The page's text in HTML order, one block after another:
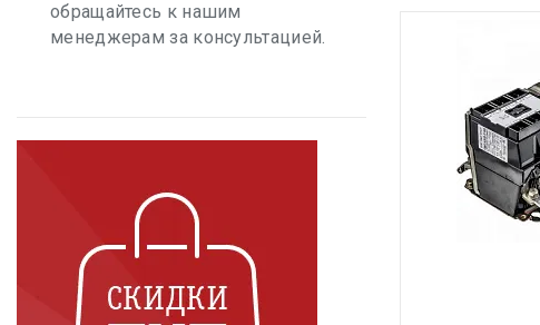
обращайтесь к нашим
менеджерам за консультацией.